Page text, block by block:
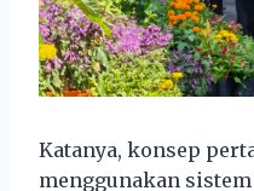
Katanya, konsep
menggunakan